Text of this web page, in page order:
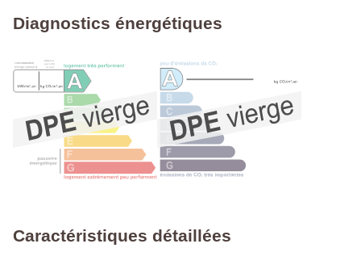
Diagnostics énergétiques
Caractéristiques détaillées